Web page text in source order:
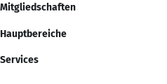
Mitgliedschaften
Hauptbereiche
Services